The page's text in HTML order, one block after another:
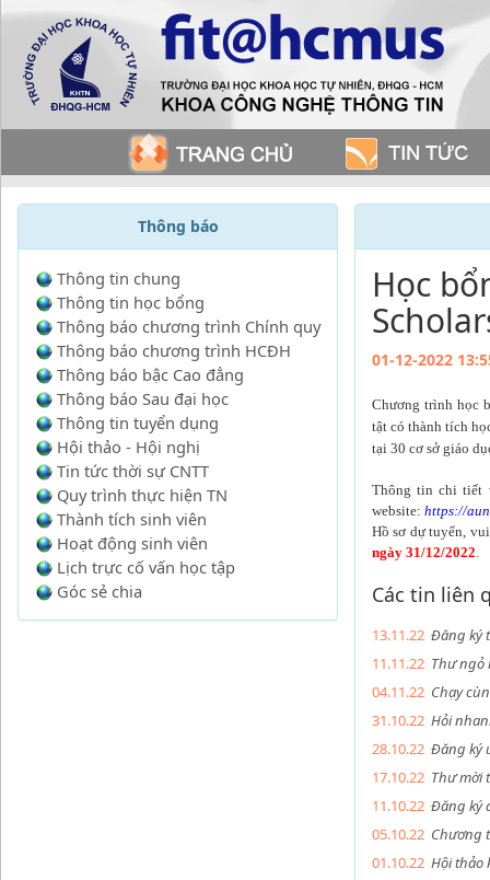
Thông báo
Thông tin chung
Thông tin học bổng
Thông báo chương trình Chính quy
Thông báo chương trình HCĐH
Thông báo bậc Cao đẳng
Thông báo Sau đại học
Thông tin tuyển dụng
Hội thảo - Hội nghị
Tin tức thời sự CNTT
Quy trình thực hiện TN
Thành tích sinh viên
Hoạt động sinh viên
Lịch trực cố vấn học tập
Góc sẻ chia
Học
01-12-2022
Chương trình học
tật có thành tích
tại 30 cơ sở giáo
Thông tin chi tiết
website: https://
Hồ sơ dự tuyển,
ngày 31/12/2022.
Các tin liên
13.11.22 Đăng ký
11.11.22 Thư ngỏ
04.11.22 Chạy
31.10.22 Hỏi
28.10.22 Đăng ký
17.10.22 Thư mời
11.10.22 Đăng ký
05.10.22 Chương
01.10.22 Hội thảo